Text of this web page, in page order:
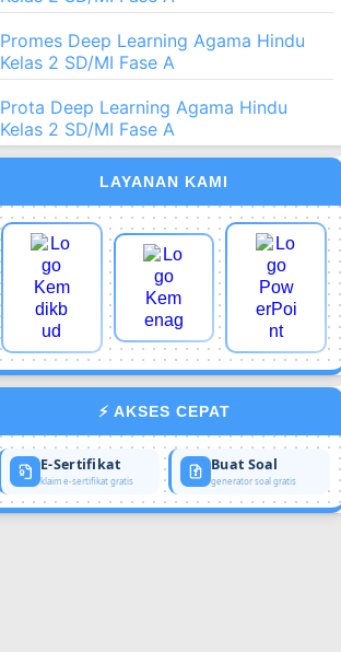
Promes Deep Learning Agama Hindu
Kelas 2 SD/MI Fase A
Prota Deep Learning Agama Hindu
Kelas 2 SD/MI Fase A
LAYANAN KAMI
⚡ AKSES CEPAT
E-Sertifikat
klaim e-sertifikat gratis
Buat Soal
generator soal gratis